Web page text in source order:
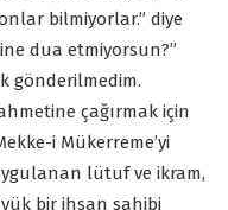
bilmiyorlar.” diye
dua etmiyorsun?”
gönderilmedim.
çağırmak için
i Mükerreme’yi
lütuf ve ikram,
bir ihsan sahibi